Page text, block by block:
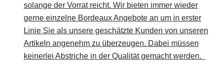
solange der Vorrat reicht. Wir bieten immer wieder
gerne einzelne Bordeaux Angebote an um in erster
Linie Sie als unsere geschätzte Kunden von unseren
Artikeln angenehm zu überzeugen. Dabei müssen
keinerlei Abstriche in der Qualität gemacht werden.